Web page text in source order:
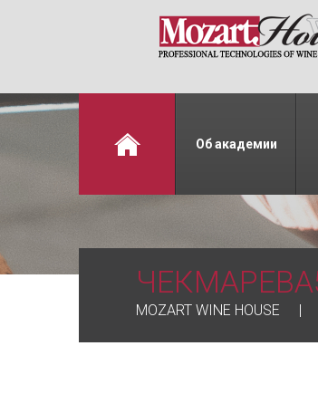
Об академии
ЧЕКМАРЕВА5
MOZART WINE HOUSE